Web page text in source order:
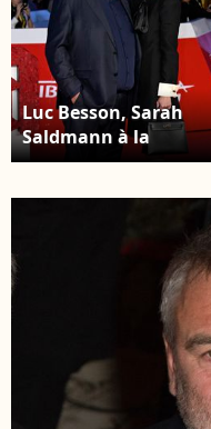
Luc Besson, Sarah
Saldmann à la
première du film
édition du festival du
film de Rome le 24